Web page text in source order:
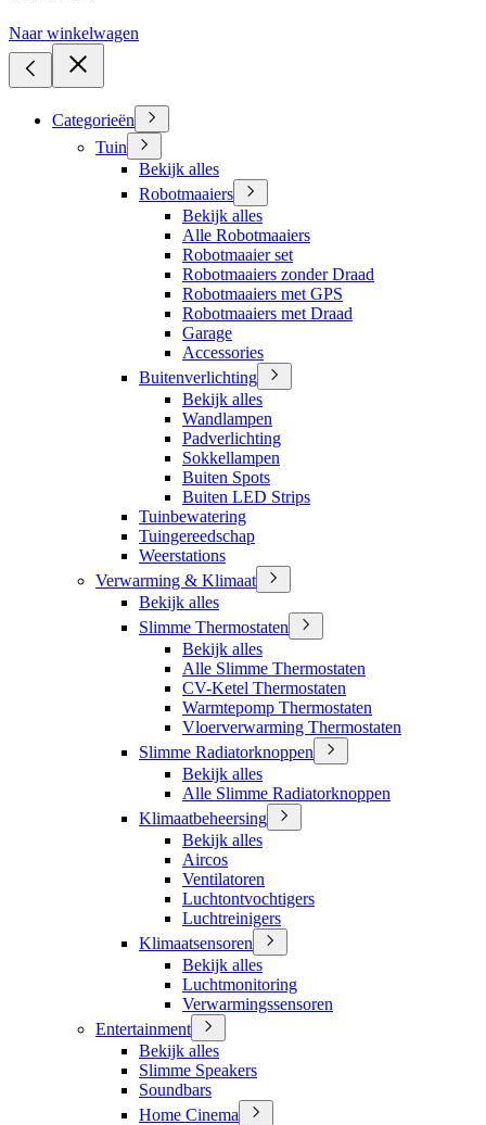
Naar winkelwagen
Categorieën
Tuin
Bekijk alles
Robotmaaiers
Bekijk alles
Alle Robotmaaiers
Robotmaaier set
Robotmaaiers zonder Draad
Robotmaaiers met GPS
Robotmaaiers met Draad
Garage
Accessories
Buitenverlichting
Bekijk alles
Wandlampen
Padverlichting
Sokkellampen
Buiten Spots
Buiten LED Strips
Tuinbewatering
Tuingereedschap
Weerstations
Verwarming & Klimaat
Bekijk alles
Slimme Thermostaten
Bekijk alles
Alle Slimme Thermostaten
CV-Ketel Thermostaten
Warmtepomp Thermostaten
Vloerverwarming Thermostaten
Slimme Radiatorknoppen
Bekijk alles
Alle Slimme Radiatorknoppen
Klimaatbeheersing
Bekijk alles
Aircos
Ventilatoren
Luchtontvochtigers
Luchtreinigers
Klimaatsensoren
Bekijk alles
Luchtmonitoring
Verwarmingssensoren
Entertainment
Bekijk alles
Slimme Speakers
Soundbars
Home Cinema